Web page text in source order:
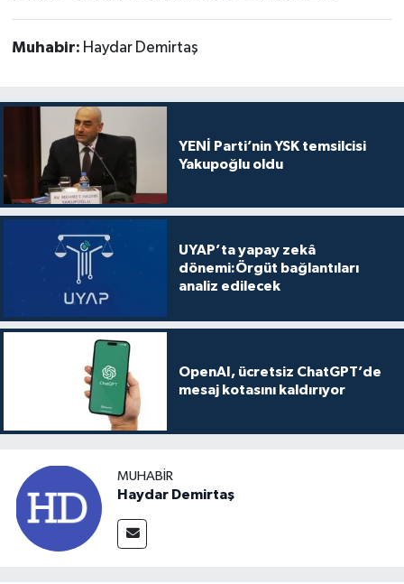
Muhabir: Haydar Demirtaş
YENİ Parti’nin YSK temsilcisi
Yakupoğlu oldu
UYAP’ta yapay zekâ
dönemi:Örgüt bağlantıları
analiz edilecek
OpenAI, ücretsiz ChatGPT’de
mesaj kotasını kaldırıyor
MUHABIR
Haydar Demirtaş